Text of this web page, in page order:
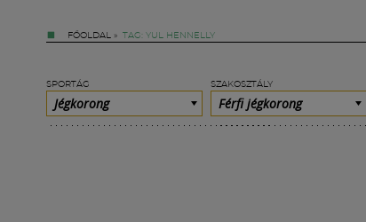
FŐOLDAL » TAG: YUL HENNELLY
SPORTÁG
Jégkorong
SZAKOSZTÁLY
Férfi jégkorong